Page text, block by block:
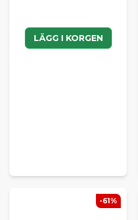
LÄGG I KORGEN
-61%